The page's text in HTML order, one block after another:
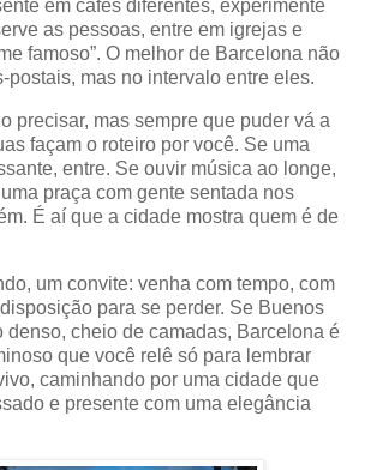
em cafés diferentes, experimente
as pessoas, entre em igrejas e
famoso”. O melhor de Barcelona não
postais, mas no intervalo entre eles.
precisar, mas sempre que puder vá a
façam o roteiro por você. Se uma
entre. Se ouvir música ao longe,
praça com gente sentada nos
É aí que a cidade mostra quem é de
um convite: venha com tempo, com
para se perder. Se Buenos
denso, cheio de camadas, Barcelona é
que você relê só para lembrar
caminhando por uma cidade que
e presente com uma elegância